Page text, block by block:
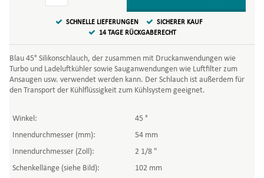
SCHNELLE LIEFERUNGEN
SICHERER KAUF
14 TAGE RÜCKGABERECHT
Blau 45° Silikonschlauch, der zusammen mit Druckanwendungen wie
Turbo und Ladeluftkühler sowie Sauganwendungen wie Luftfilter zum
Ansaugen usw. verwendet werden kann. Der Schlauch ist außerdem für
den Transport der Kühlflüssigkeit zum Kühlsystem geeignet.
Winkel:
45 °
Innendurchmesser (mm):
54 mm
Innendurchmesser (Zoll):
2 1/8 "
Schenkellänge (siehe Bild):
102 mm